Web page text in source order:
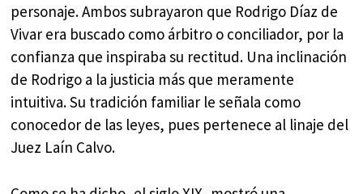
personaje. Ambos subrayaron que Rodrigo Díaz de
Vivar era buscado como árbitro o conciliador, por la
confianza que inspiraba su rectitud. Una inclinación
de Rodrigo a la justicia más que meramente
intuitiva. Su tradición familiar le señala como
conocedor de las leyes, pues pertenece al linaje del
Juez Laín Calvo.